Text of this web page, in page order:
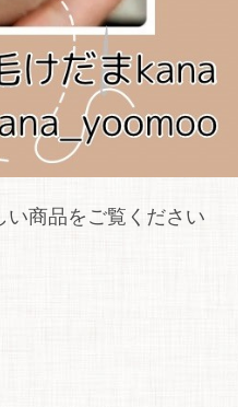
商品をご覧ください